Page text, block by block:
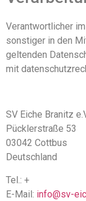
Verantwortlicher
sonstiger in den
geltenden
mit
SV Eiche Branitz
Pücklerstraße 53
03042 Cottbus
Deutschland
Tel.: +
E-Mail: info@sv-